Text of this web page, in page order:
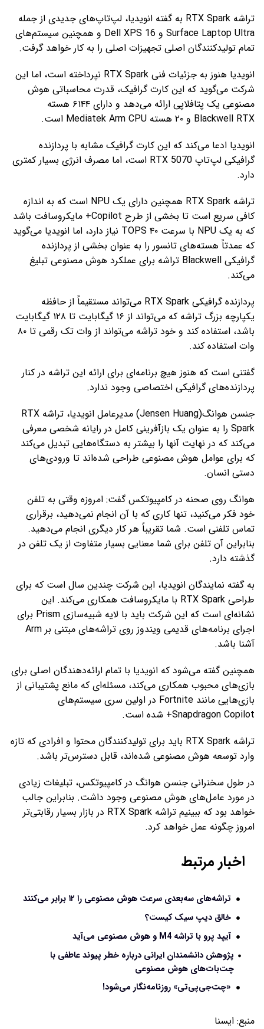
تراشه RTX Spark به گفته انویدیا، لپ‌تاپ‌های جدیدی از جمله
Surface Laptop Ultra و Dell XPS 16 و همچنین سیستم‌های
تمام تولیدکنندگان اصلی تجهیزات اصلی را به کار خواهد گرفت.
انویدیا هنوز به جزئیات فنی RTX Spark نپرداخته است، اما این
شرکت می‌گوید که این کارت گرافیک، قدرت محاسباتی هوش
مصنوعی یک پتافلاپی ارائه می‌دهد و دارای ۶۱۴۴ هسته
Blackwell RTX و ۲۰ هسته Mediatek Arm CPU است.
انویدیا ادعا می‌کند که این کارت گرافیک مشابه با پردازنده
گرافیکی لپ‌تاپ RTX 5070 است، اما مصرف انرژی بسیار کمتری
دارد.
تراشه RTX Spark همچنین دارای یک NPU است که به اندازه
کافی سریع است تا بخشی از طرح Copilot+ مایکروسافت باشد
که به یک NPU با سرعت ۴۰ TOPS نیاز دارد، اما انویدیا می‌گوید
که عمدتاً هسته‌های تانسور را به عنوان بخشی از پردازنده
گرافیکی Blackwell تراشه برای عملکرد هوش مصنوعی تبلیغ
می‌کند.
پردازنده گرافیکی RTX Spark می‌تواند مستقیماً از حافظه
یکپارچه بزرگ تراشه که می‌تواند از ۱۶ گیگابایت تا ۱۲۸ گیگابایت
باشد، استفاده کند و خود تراشه می‌تواند از وات تک رقمی تا ۸۰
وات استفاده کند.
گفتنی است که هنوز هیچ برنامه‌ای برای ارائه این تراشه در کنار
پردازنده‌های گرافیکی اختصاصی وجود ندارد.
جنسن هوانگ(Jensen Huang) مدیرعامل انویدیا، تراشه RTX
Spark را به عنوان یک بازآفرینی کامل در رایانه شخصی معرفی
می‌کند که در نهایت آنها را بیشتر به دستگاه‌هایی تبدیل می‌کند
که برای عوامل هوش مصنوعی طراحی شده‌اند تا ورودی‌های
دستی انسان.
هوانگ روی صحنه در کامپیوتکس گفت: امروزه وقتی به تلفن
خود فکر می‌کنید، تنها کاری که با آن انجام نمی‌دهید، برقراری
تماس تلفنی است. شما تقریباً هر کار دیگری انجام می‌دهید.
بنابراین آن تلفن برای شما معنایی بسیار متفاوت از یک تلفن در
گذشته دارد.
به گفته نمایندگان انویدیا، این شرکت چندین سال است که برای
طراحی RTX Spark با مایکروسافت همکاری می‌کند. این
نشانه‌ای است که این شرکت باید با لایه شبیه‌سازی Prism برای
اجرای برنامه‌های قدیمی ویندوز روی تراشه‌های مبتنی بر Arm
آشنا باشد.
همچنین گفته می‌شود که انویدیا با تمام ارائه‌دهندگان اصلی برای
بازی‌های محبوب همکاری می‌کند، مسئله‌ای که مانع پشتیبانی از
بازی‌هایی مانند Fortnite در اولین سری سیستم‌های
Snapdragon Copilot+ شده است.
تراشه RTX Spark باید برای تولیدکنندگان محتوا و افرادی که تازه
وارد توسعه هوش مصنوعی شده‌اند، قابل دسترس‌تر باشد.
در طول سخنرانی جنسن هوانگ در کامپیوتکس، تبلیغات زیادی
در مورد عامل‌های هوش مصنوعی وجود داشت. بنابراین جالب
خواهد بود که ببینیم تراشه RTX Spark در بازار بسیار رقابتی‌تر
امروز چگونه عمل خواهد کرد.
اخبار مرتبط
تراشه‌های سه‌بعدی سرعت هوش مصنوعی را ۱۲ برابر می‌کنند
خالق دیپ سیک کیست؟
آیپد پرو با تراشه M4 و هوش مصنوعی می‌آید
پژوهش دانشمندان ایرانی درباره خطر پیوند عاطفی با
چت‌بات‌های هوش مصنوعی
«چت‌جی‌پی‌تی» روزنامه‌نگار می‌شود!
منبع: ايسنا